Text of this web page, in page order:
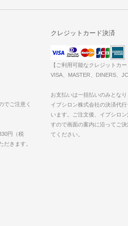
クレジットカード決済
【ご利用可能なクレジットカー
VISA、MASTER、DINERS、
お支払いは一括払いのみとなり
イプシロン株式会社の決済代
います。ご注文後、イプシロ
すので画面の案内に沿ってご
てください。
でご注意く
円（税
だきます。